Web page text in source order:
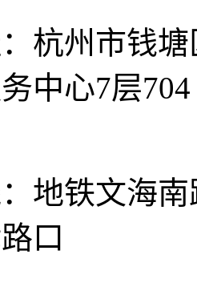
杭州市钱
中心7层704
地铁文海
口